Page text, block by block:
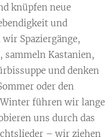
knüpfen neue
und
Spaziergänge,
sammeln Kastanien,
und denken
oder den
führen wir lange
uns durch das
– wir ziehen